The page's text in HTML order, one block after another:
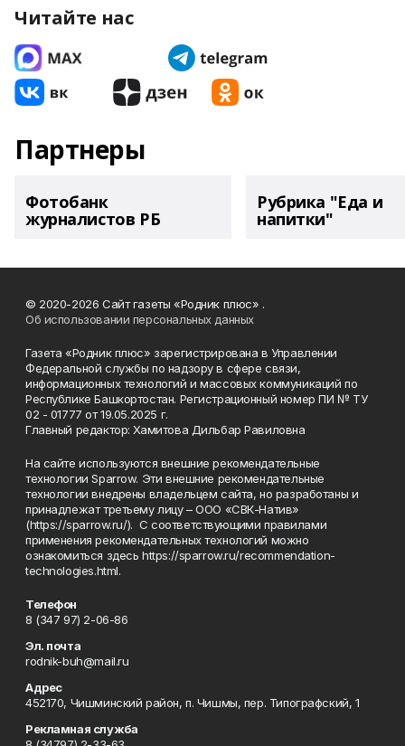
Читайте нас
Партнеры
Фотобанк
журналистов РБ
Рубрика "Еда и
напитки"
© 2020-2026 Сайт газеты «Родник плюс» .
Об использовании персональных данных
Газета «Родник плюс» зарегистрирована в Управлении
Федеральной службы по надзору в сфере связи,
информационных технологий и массовых коммуникаций по
Республике Башкортостан. Регистрационный номер ПИ № ТУ
02 - 01777 от 19.05.2025 г.
Главный редактор: Хамитова Дильбар Равиловна
На сайте используются внешние рекомендательные
технологии Sparrow. Эти внешние рекомендательные
технологии внедрены владельцем сайта, но разработаны и
принадлежат третьему лицу – ООО «СВК-Натив»
(https://sparrow.ru/). С соответствующими правилами
применения рекомендательных технологий можно
ознакомиться здесь https://sparrow.ru/recommendation-
technologies.html.
Телефон
8 (347 97) 2-06-86
Эл. почта
rodnik-buh@mail.ru
Адрес
452170, Чишминский район, п. Чишмы, пер. Типографский, 1
Рекламная служба